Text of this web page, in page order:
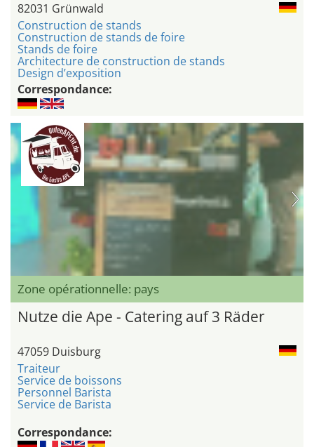
82031 Grünwald
Construction de stands
Construction de stands de foire
Stands de foire
Architecture de construction de stands
Design d’exposition
Correspondance:
Zone opérationnelle: pays
Nutze die Ape - Catering auf 3 Räder
47059 Duisburg
Traiteur
Service de boissons
Personnel Barista
Service de Barista
Correspondance: